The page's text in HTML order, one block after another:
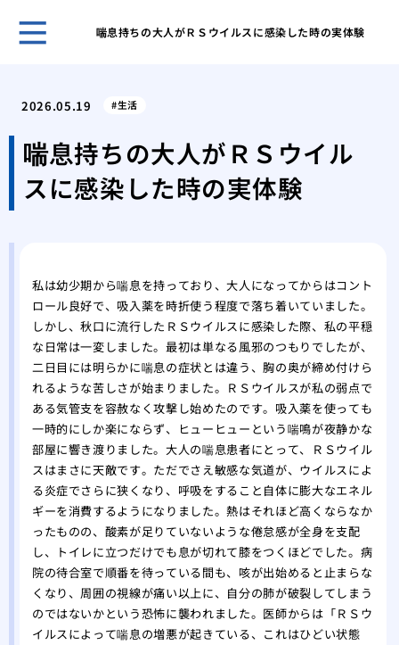
喘息持ちの大人がＲＳウイルスに感染した時の実体験
肺
た
高
し
2026.05.19 生活
喘息持ちの大人がＲＳウイル
スに感染した時の実体験
私は幼少期から喘息を持っており、大人になってからはコント
ロール良好で、吸入薬を時折使う程度で落ち着いていました。
しかし、秋口に流行したＲＳウイルスに感染した際、私の平穏
な日常は一変しました。最初は単なる風邪のつもりでしたが、
二日目には明らかに喘息の症状とは違う、胸の奥が締め付けら
れるような苦しさが始まりました。ＲＳウイルスが私の弱点で
ある気管支を容赦なく攻撃し始めたのです。吸入薬を使っても
一時的にしか楽にならず、ヒューヒューという喘鳴が夜静かな
部屋に響き渡りました。大人の喘息患者にとって、ＲＳウイル
スはまさに天敵です。ただでさえ敏感な気道が、ウイルスによ
る炎症でさらに狭くなり、呼吸をすること自体に膨大なエネル
ギーを消費するようになりました。熱はそれほど高くならなか
ったものの、酸素が足りていないような倦怠感が全身を支配
し、トイレに立つだけでも息が切れて膝をつくほどでした。病
院の待合室で順番を待っている間も、咳が出始めると止まらな
くなり、周囲の視線が痛い以上に、自分の肺が破裂してしまう
のではないかという恐怖に襲われました。医師からは「ＲＳウ
イルスによって喘息の増悪が起きている、これはひどい状態